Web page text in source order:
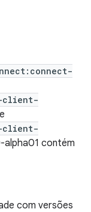
client-
e
client-
alpha01 contém
com versões